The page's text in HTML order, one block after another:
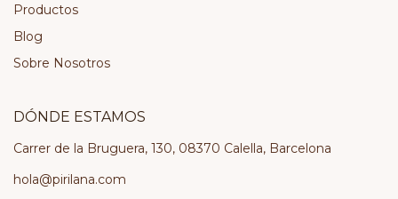
Productos
Blog
Sobre Nosotros
DÓNDE ESTAMOS
Carrer de la Bruguera, 130, 08370 Calella, Barcelona
hola@pirilana.com